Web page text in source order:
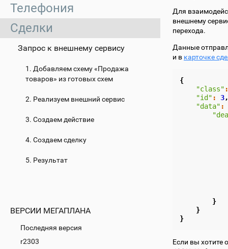
Телефония
Сделки
Запрос к внешнему сервису
1. Добавляем схему «Продажа
товаров» из готовых схем
2. Реализуем внешний сервис
3. Создаем действие
4. Создаем сделку
5. Результат
ВЕРСИИ МЕГАПЛАНА
Последняя версия
r2303
Для
внешнему
перехода.
Данные
и в карточке
{
"class" :
"id" : 3,
"data" :
}
}
}
Если вы хотите